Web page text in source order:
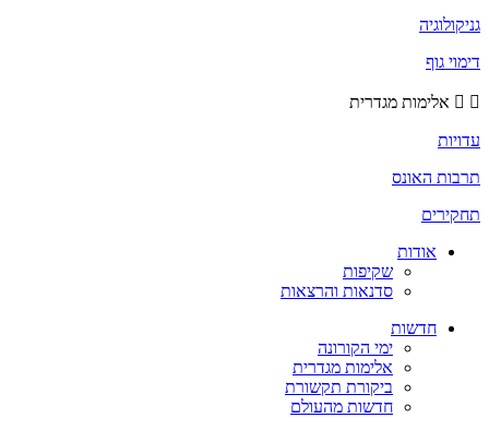
גניקולוגיה
דימוי גוף
אלימות מגדרית
עדויות
תרבות האונס
תחקירים
אודות
שקיפות
סדנאות והרצאות
חדשות
ימי הקורונה
אלימות מגדרית
ביקורת תקשורת
חדשות מהעולם